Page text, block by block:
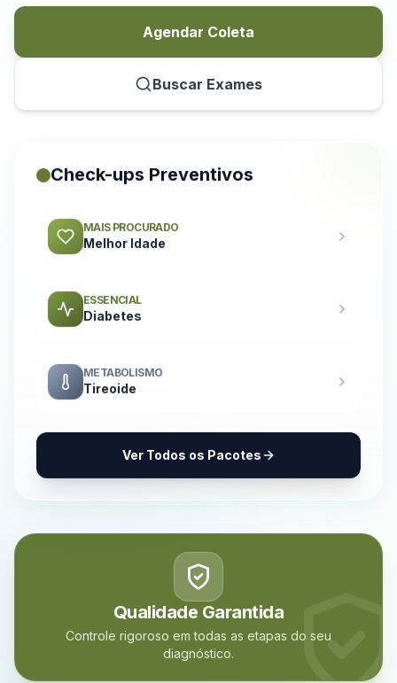
Agendar Coleta
Buscar Exames
Check-ups Preventivos
MAIS PROCURADO
Melhor Idade
ESSENCIAL
Diabetes
METABOLISMO
Tireoide
Ver Todos os Pacotes
Qualidade Garantida
Controle rigoroso em todas as etapas do seu
diagnóstico.